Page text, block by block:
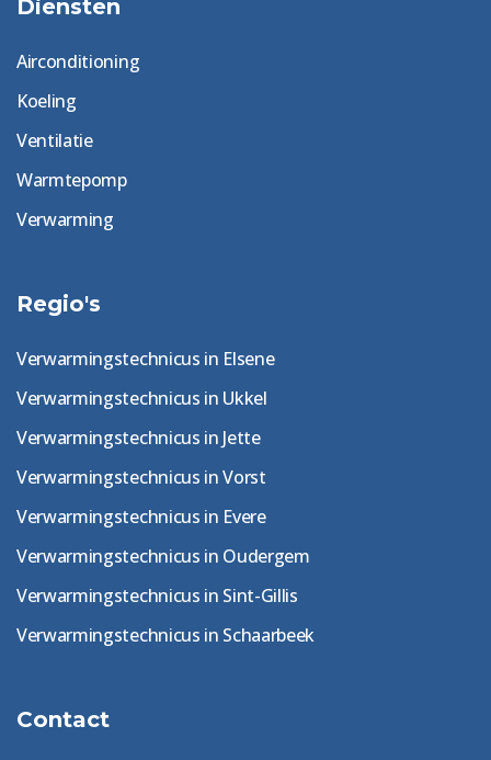
Diensten
Airconditioning
Koeling
Ventilatie
Warmtepomp
Verwarming
Regio's
Verwarmingstechnicus in Elsene
Verwarmingstechnicus in Ukkel
Verwarmingstechnicus in Jette
Verwarmingstechnicus in Vorst
Verwarmingstechnicus in Evere
Verwarmingstechnicus in Oudergem
Verwarmingstechnicus in Sint-Gillis
Verwarmingstechnicus in Schaarbeek
Contact